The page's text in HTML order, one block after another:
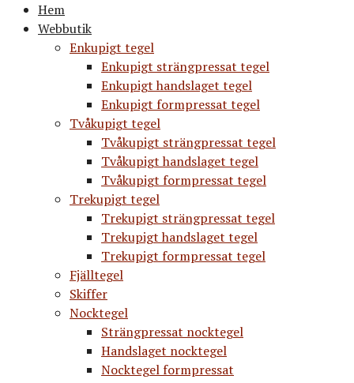
Hem
Webbutik
Enkupigt tegel
Enkupigt strängpressat tegel
Enkupigt handslaget tegel
Enkupigt formpressat tegel
Tvåkupigt tegel
Tvåkupigt strängpressat tegel
Tvåkupigt handslaget tegel
Tvåkupigt formpressat tegel
Trekupigt tegel
Trekupigt strängpressat tegel
Trekupigt handslaget tegel
Trekupigt formpressat tegel
Fjälltegel
Skiffer
Nocktegel
Strängpressat nocktegel
Handslaget nocktegel
Nocktegel formpressat